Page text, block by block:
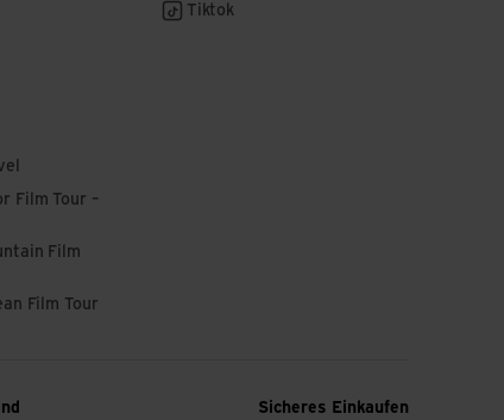
Film Tour –
Film
Film Tour
Tiktok
Sicheres Einkaufen